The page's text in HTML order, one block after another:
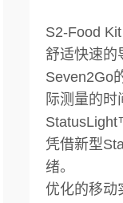
S2-Food Kit
舒适快速的
Seven2Go
际测量的时
凭借新型
绪。
优化的移动